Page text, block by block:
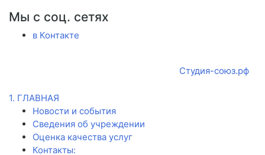
Мы с соц. сетях
в Контакте
Студия-союз.рф
1. ГЛАВНАЯ
Новости и события
Сведения об учреждении
Оценка качества услуг
Контакты: